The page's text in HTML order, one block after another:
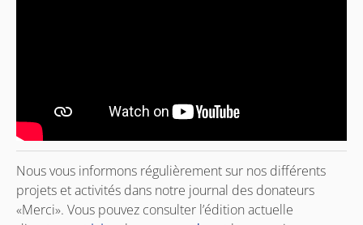
Nous vous informons régulièrement sur nos différents
projets et activités dans notre journal des donateurs
«Merci». Vous pouvez consulter l’édition actuelle